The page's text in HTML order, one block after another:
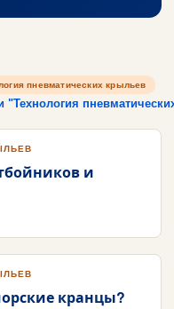
пневматических крыльев
"Технология
и
кранцы?